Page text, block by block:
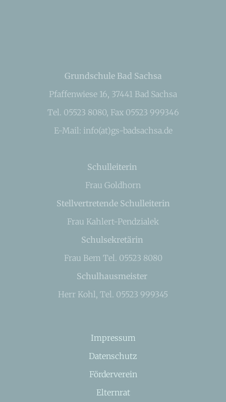
Grundschule Bad Sachsa
Pfaffenwiese 16, 37441 Bad Sachsa
Tel. 05523 8080, Fax 05523 999346
E-Mail: info(at)gs-badsachsa.de
Schulleiterin
Frau Goldhorn
Stellvertretende Schulleiterin
Frau Kahlert-Pendzialek
Schulsekretärin
Frau Bem Tel. 05523 8080
Schulhausmeister
Herr Kohl, Tel. 05523 999345
Impressum
Datenschutz
Förderverein
Elternrat